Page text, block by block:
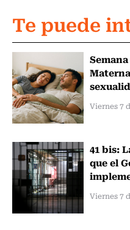
Te puede
Viernes 7
41 bis:
que el
Viernes 7